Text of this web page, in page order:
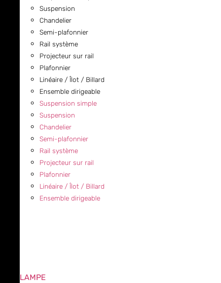
Suspension
Chandelier
Semi-plafonnier
Rail système
Projecteur sur rail
Plafonnier
Linéaire / Îlot / Billard
Ensemble dirigeable
Suspension simple
Suspension
Chandelier
Semi-plafonnier
Rail système
Projecteur sur rail
Plafonnier
Linéaire / Îlot / Billard
Ensemble dirigeable
LAMPE